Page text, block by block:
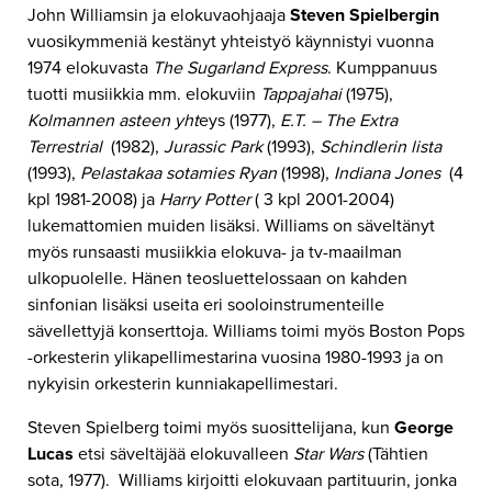
John Williamsin ja elokuvaohjaajaSteven Spielbergin
vuosikymmeniä kestänyt yhteistyö käynnistyi vuonna
1974 elokuvasta The Sugarland Express. Kumppanuus
tuotti musiikkia mm. elokuviin Tappajahai(1975),
Kolmannen asteen yhteys (1977), E.T. – The Extra
Terrestrial(1982), Jurassic Park(1993), Schindlerin lista
(1993), Pelastakaa sotamies Ryan(1998), Indiana Jones(4
kpl 1981-2008) ja Harry Potter( 3 kpl 2001-2004)
lukemattomien muiden lisäksi. Williams on säveltänyt
myös runsaasti musiikkia elokuva- ja tv-maailman
ulkopuolelle. Hänen teosluettelossaan on kahden
sinfonian lisäksi useita eri sooloinstrumenteille
sävellettyjä konserttoja. Williams toimi myös Boston Pops
-orkesterin ylikapellimestarina vuosina 1980-1993 ja on
nykyisin orkesterin kunniakapellimestari.
Steven Spielberg toimi myös suosittelijana, kun George
Lucas etsi säveltäjää elokuvalleen Star Wars(Tähtien
sota, 1977). Williams kirjoitti elokuvaan partituurin, jonka